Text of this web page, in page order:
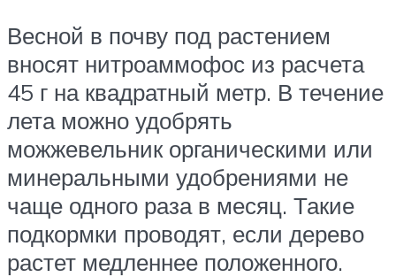
Весной в почву под растением
вносят нитроаммофос из расчета
45 г на квадратный метр. В течение
лета можно удобрять
можжевельник органическими или
минеральными удобрениями не
чаще одного раза в месяц. Такие
подкормки проводят, если дерево
растет медленнее положенного.